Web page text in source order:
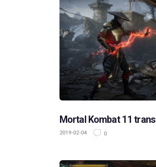
Mortal Kombat 11
2019-02-04 0